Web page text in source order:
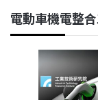
電動車機電整